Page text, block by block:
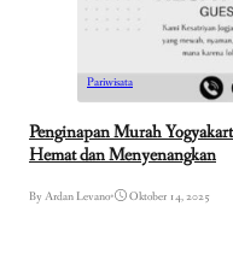
Pariwisata
Penginapan Murah
Hemat dan Menyenangkan
By Ardan Levano• Oktober 14, 2025